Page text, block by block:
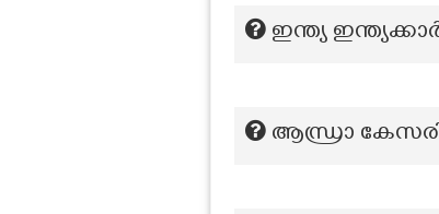
ഇന്ത്യ
ആന്ധ്രാ കേസരി